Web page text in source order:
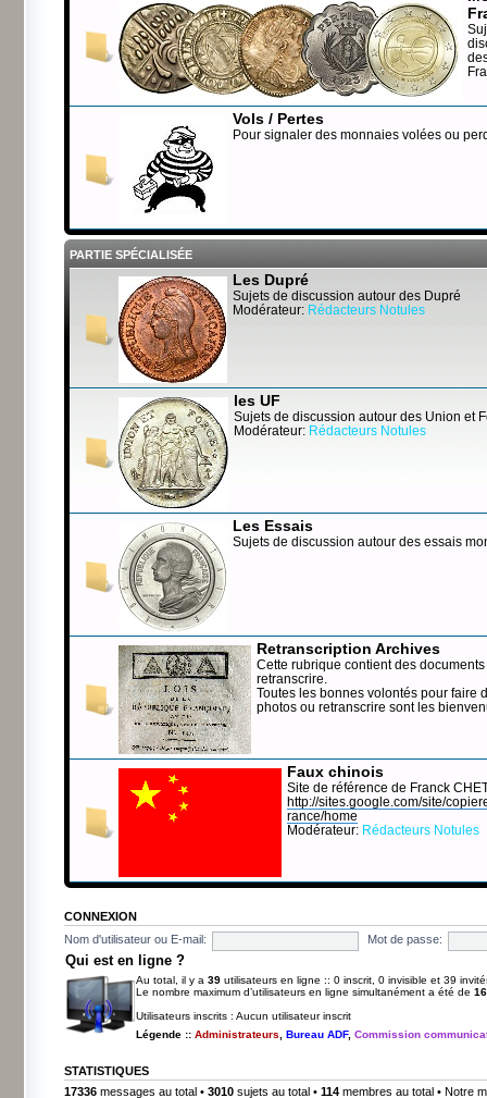
Vols / Pertes
Pour signaler des monnaies volées ou
PARTIE SPÉCIALISÉE
Les Dupré
Sujets de discussion autour des Dupré
Modérateur: Rédacteurs Notules
les UF
Sujets de discussion autour des Union et
Modérateur: Rédacteurs Notules
Les Essais
Sujets de discussion autour des essais
Retranscription Archives
Cette rubrique contient des
retranscrire.
Toutes les bonnes volontés pour faire
photos ou retranscrire sont les
Faux chinois
Site de référence de Franck
http://sites.google.com/site/
rance/home
Modérateur: Rédacteurs Notules
CONNEXION
Nom d'utilisateur ou E-mail:
Mot de passe:
Qui est en ligne ?
Au total, il y a 39 utilisateurs en ligne :: 0 inscrit, 0 invisible et 39
Le nombre maximum d’utilisateurs en ligne simultanément a été de
Utilisateurs inscrits : Aucun utilisateur inscrit
Légende :: Administrateurs Bureau ADF, Commission
STATISTIQUES
17336 messages au total • 3010 sujets au total • 114 membres au total • Notre